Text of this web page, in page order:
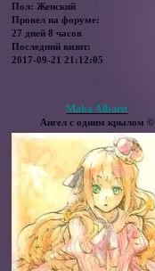
Пол: Женский
Провел на форуме:
27 дней 8 часов
Последний визит:
2017-09-21 21:12:05
Maka Albarn
Ангел с одним крылом ©